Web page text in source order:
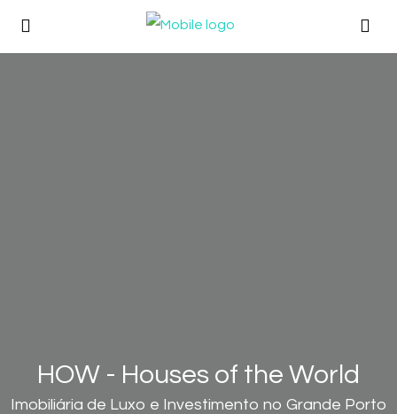
HOW - Houses of the World
Imobiliária de Luxo e Investimento no Grande Porto